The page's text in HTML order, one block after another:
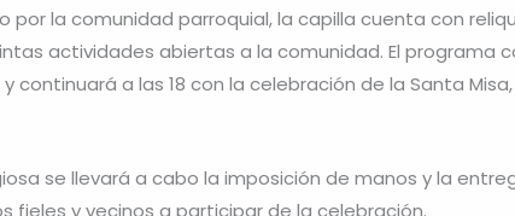
por la comunidad parroquial, la capilla cuenta con
actividades abiertas a la comunidad. El programa
continuará a las 18 con la celebración de la Santa
se llevará a cabo la imposición de manos y la
fieles y vecinos a participar de la celebración.